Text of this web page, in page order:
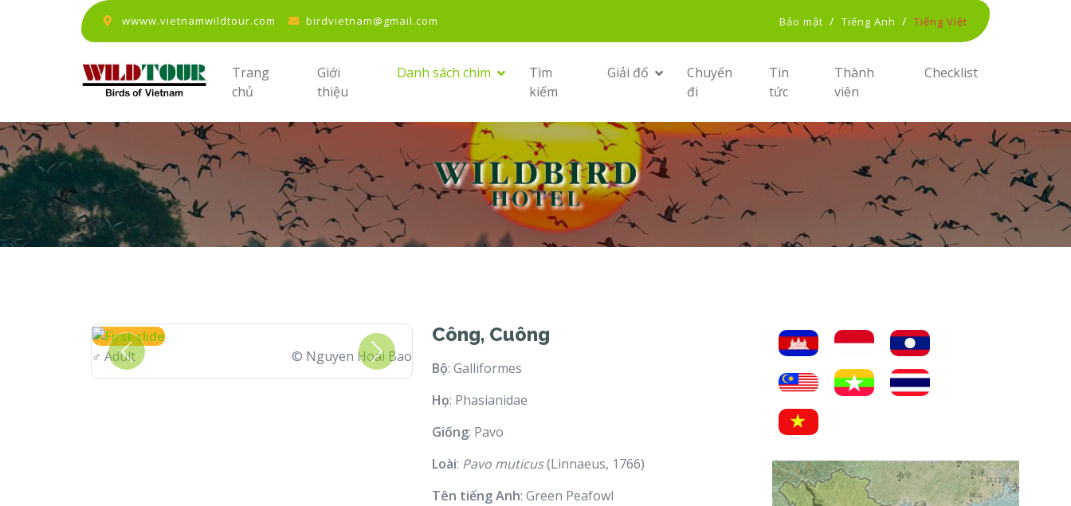
wwww.vietnamwildtour.com birdvietnam@gmail.com Bảo mật / Tiếng Anh / Tiếng Việt
Trang
chủ
Giới
thiệu
Danh sách chim
Tìm
kiếm
Giải đố
Chuyến
đi
Tin
tức
Thành
viên
Checklist
© Nguyen Hoai Bao♀Adult
Previous Next
Công, Cuông
Bộ: Galliformes
Họ: Phasianidae
Giống: Pavo
Loài: Pavo muticus(Linnaeus, 1766)
Tên tiếng Anh: Green Peafowl